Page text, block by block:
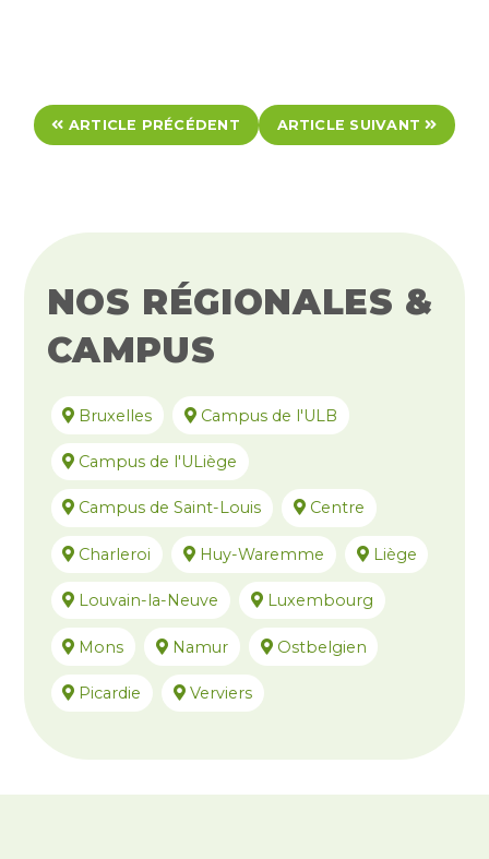
ARTICLE PRÉCÉDENT ARTICLE SUIVANT
NOS RÉGIONALES &
CAMPUS
Bruxelles Campus de l'ULB
Campus de l'ULiège
Campus de Saint-Louis Centre
Charleroi Huy-Waremme Liège
Louvain-la-Neuve Luxembourg
Mons Namur Ostbelgien
Picardie Verviers